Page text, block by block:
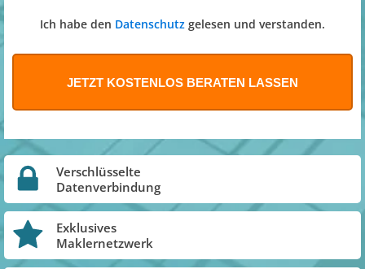
Ich habe den Datenschutz gelesen und verstanden.
Verschlüsselte
Datenverbindung
Exklusives
Maklernetzwerk